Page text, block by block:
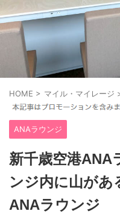
HOME > マイル・マイレージ
ANAラウンジ
新千歳空港ANA
ンジ内に山があ
ANAラウンジ